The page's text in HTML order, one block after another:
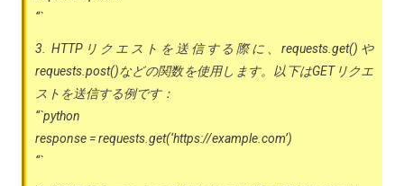
“`
3. HTTPリクエストを送信する際に、requests.get()や
requests.post()などの関数を使用します。以下はGETリクエ
ストを送信する例です：
“`python
response = requests.get(‘https://example.com’)
“`